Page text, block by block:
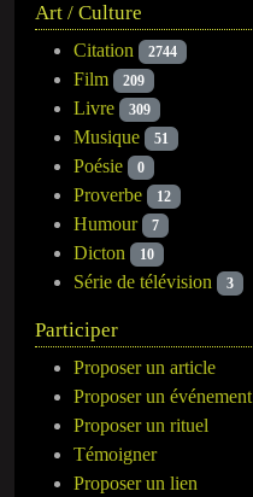
Art / Culture
Citation 2744
Film 209
Livre 309
Musique 51
Poésie 0
Proverbe 12
Humour 7
Dicton 10
Série de télévision 3
Participer
Proposer un article
Proposer un événement
Proposer un rituel
Témoigner
Proposer un lien